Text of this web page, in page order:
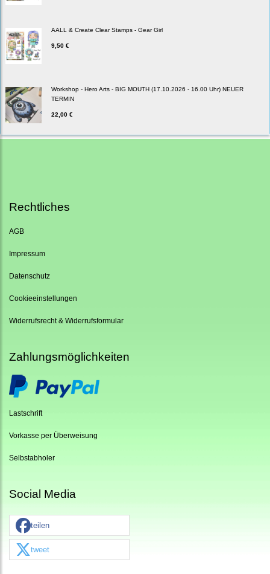
AALL & Create Clear Stamps - Gear Girl
9,50 €
Workshop - Hero Arts - BIG MOUTH (17.10.2026 - 16.00 Uhr) NEUER
TERMIN
22,00 €
Rechtliches
AGB
Impressum
Datenschutz
Cookieeinstellungen
Widerrufsrecht & Widerrufsformular
Zahlungsmöglichkeiten
Lastschrift
Vorkasse per Überweisung
Selbstabholer
Social Media
teilen
tweet